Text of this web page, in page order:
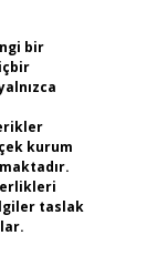
bir
kurum
taslak